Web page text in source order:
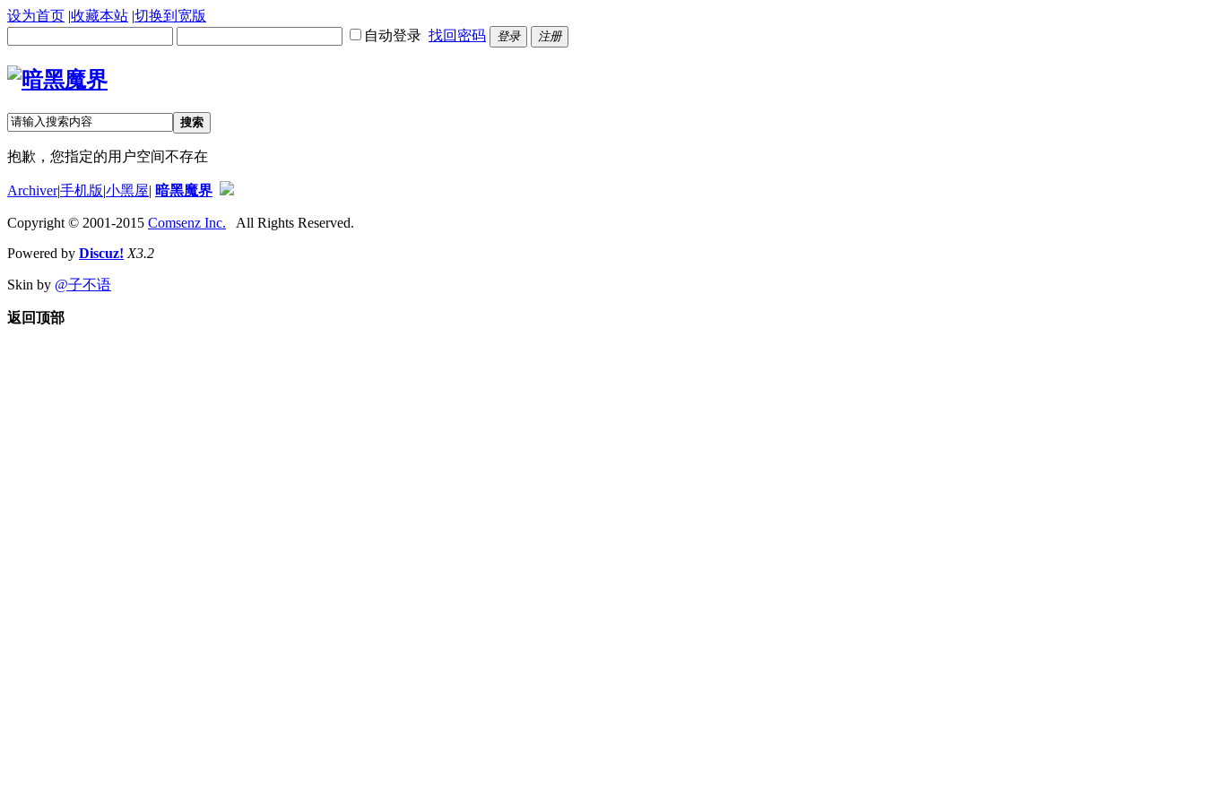
设为首页 |收藏本站 |切换到宽版
自动登录 找回密码 登录 注册
搜索
抱歉，您指定的用户空间不存在
Archiver|手机版|小黑屋| 暗黑魔界
Copyright © 2001-2015 Comsenz Inc. All Rights Reserved.
Powered by Discuz! X3.2
Skin by @子不语
返回顶部